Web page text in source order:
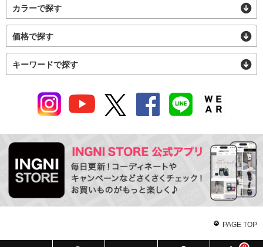
カラーで探す
価格で探す
キーワードで探す
PAGE TOP